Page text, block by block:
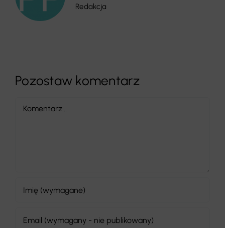
Redakcja
Pozostaw komentarz
Comment